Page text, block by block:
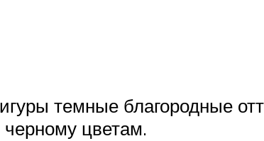
темные благородные
цветам.